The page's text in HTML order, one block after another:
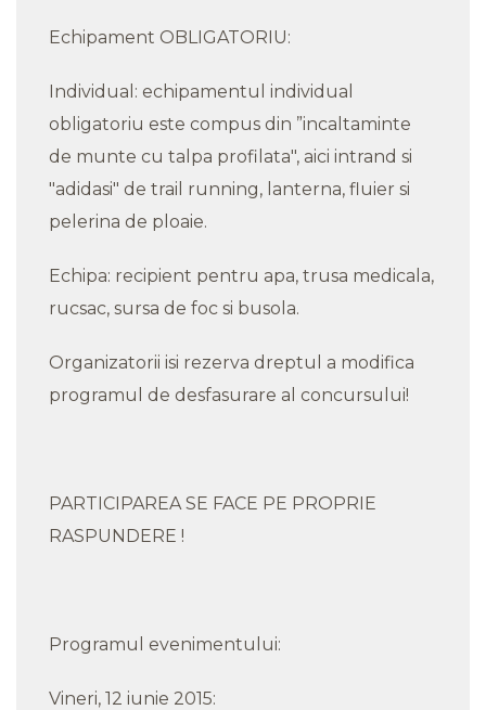
Echipament OBLIGATORIU:
Individual: echipamentul individual
obligatoriu este compus din ”incaltaminte
de munte cu talpa profilata", aici intrand si
"adidasi" de trail running, lanterna, fluier si
pelerina de ploaie.
Echipa: recipient pentru apa, trusa medicala,
rucsac, sursa de foc si busola.
Organizatorii isi rezerva dreptul a modifica
programul de desfasurare al concursului!
PARTICIPAREA SE FACE PE PROPRIE
RASPUNDERE !
Programul evenimentului:
Vineri, 12 iunie 2015: